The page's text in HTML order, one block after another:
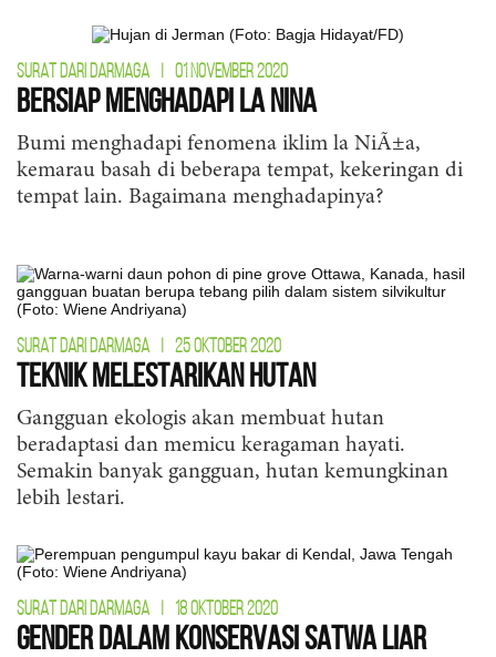
SURAT DARI DARMAGA 01 NOVEMBER 2020
Bersiap Menghadapi La Nina
Bumi menghadapi fenomena iklim la NiÃ±a,
kemarau basah di beberapa tempat, kekeringan di
tempat lain. Bagaimana menghadapinya?
SURAT DARI DARMAGA 25 OKTOBER 2020
Teknik Melestarikan Hutan
Gangguan ekologis akan membuat hutan
beradaptasi dan memicu keragaman hayati.
Semakin banyak gangguan, hutan kemungkinan
lebih lestari.
SURAT DARI DARMAGA 18 OKTOBER 2020
Gender dalam Konservasi Satwa Liar